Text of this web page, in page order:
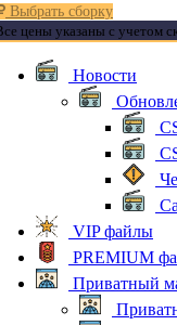
Выбрать сборку
цены указаны с учетом
Новости
VIP файлы
PREMIUM
Приватный